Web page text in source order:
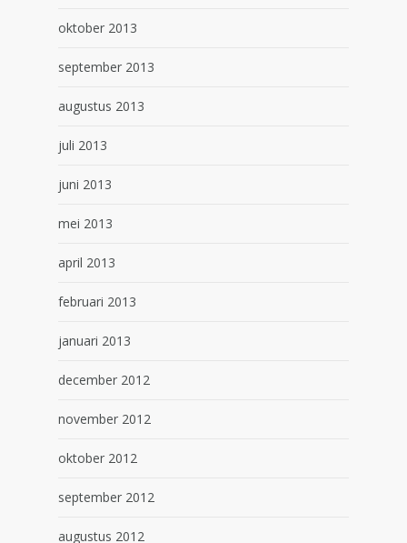
oktober 2013
september 2013
augustus 2013
juli 2013
juni 2013
mei 2013
april 2013
februari 2013
januari 2013
december 2012
november 2012
oktober 2012
september 2012
augustus 2012